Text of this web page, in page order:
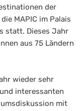
der
MAPIC im Palais
statt. Dieses Jahr
aus 75 Ländern
wieder sehr
interessanten
mit